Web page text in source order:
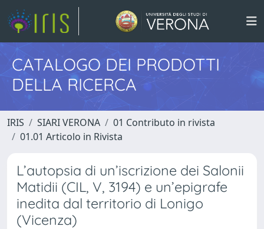
CATALOGO DEI PRODOTTI
DELLA RICERCA
IRIS SIARI VERONA
01 Contributo in rivista
01.01 Articolo in Rivista
L’autopsia di un’iscrizione dei Salonii
Matidii (CIL, V, 3194) e un’epigrafe
inedita dal territorio di Lonigo
(Vicenza)